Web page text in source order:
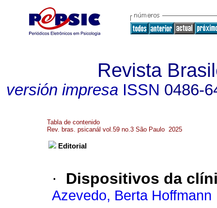
Revista
versión impresaISSN 0486-
Tabla de contenido
Rev. bras. psicanál vol.59 no.3 São Paulo 2025
Editorial
· Dispositivos da
Azevedo, Berta Hoffmann